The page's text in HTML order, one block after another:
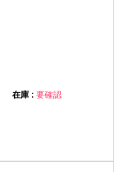
要確認